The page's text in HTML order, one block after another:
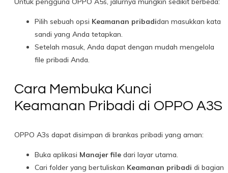
Pilih sebuah opsi Keamanan pribadidan masukkan kata
sandi yang Anda tetapkan.
Setelah masuk, Anda dapat dengan mudah mengelola
file pribadi Anda.
Cara Membuka Kunci
Keamanan Pribadi di OPPO A3S
OPPO A3s dapat disimpan di brankas pribadi yang aman:
Buka aplikasi Manajer file dari layar utama.
Cari folder yang bertuliskan Keamanan pribadi di bagian